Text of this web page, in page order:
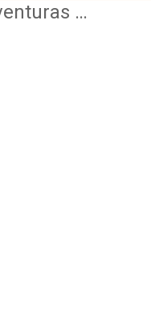
Novela fantástica, de aventuras y de viajes